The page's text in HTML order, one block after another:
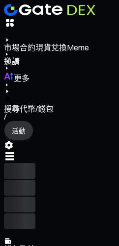
市場合約現貨兌換Meme
邀請
更多
搜尋代幣/錢包
/
活動